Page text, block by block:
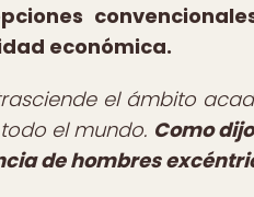
económica.
el ámbito
el mundo. Como
de hombres